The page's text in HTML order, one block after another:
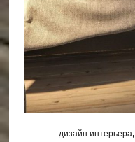
дизайн интерьера,